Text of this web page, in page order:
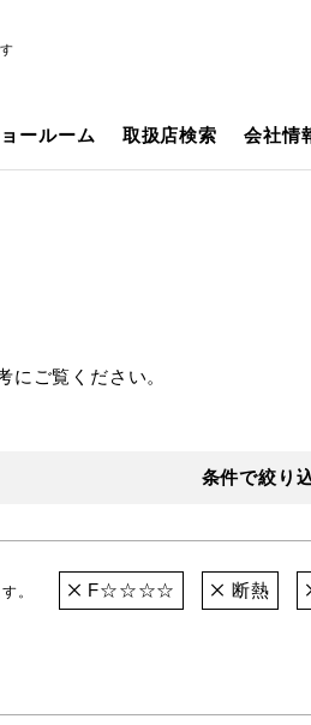
ールーム 取扱店検索 会社情
にご覧ください。
条件で絞り
。 F☆☆☆☆ 断熱